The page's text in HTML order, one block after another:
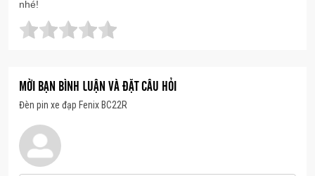
nhé!
MỜI BẠN BÌNH LUẬN VÀ ĐẶT CÂU HỎI
Đèn pin xe đạp Fenix BC22R